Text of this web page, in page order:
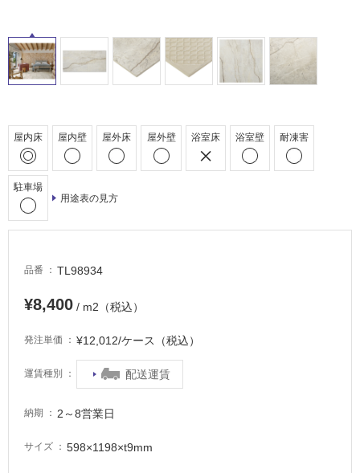
屋内床 屋内壁 屋外床 屋外壁 浴室床 浴室壁 耐凍害
駐車場
用途表の見方
品番 TL98934
¥8,400 / m2（税込）
発注単価 ¥12,012/ケース（税込）
運賃種別 配送運賃
納期 2～8営業日
サイズ 598×1198×t9mm
室
床・
場
非
に
し
い
適
て
い
注
が